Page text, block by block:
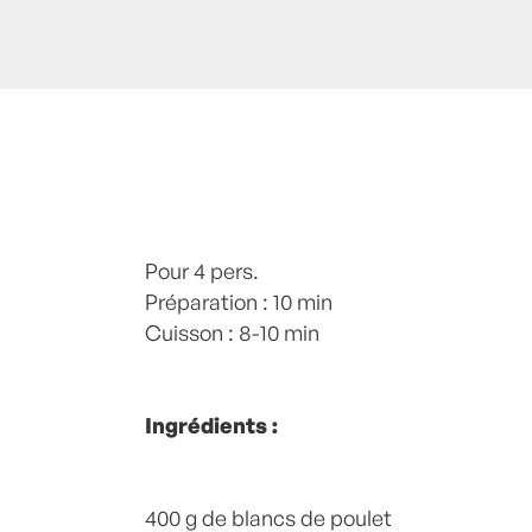
Posté à 11:00h
Plats,Poulet byLaurent Mariotte
Pour 4 pers.
Préparation : 10 min
Cuisson : 8-10 min
Ingrédients :
400 g de blancs de poulet